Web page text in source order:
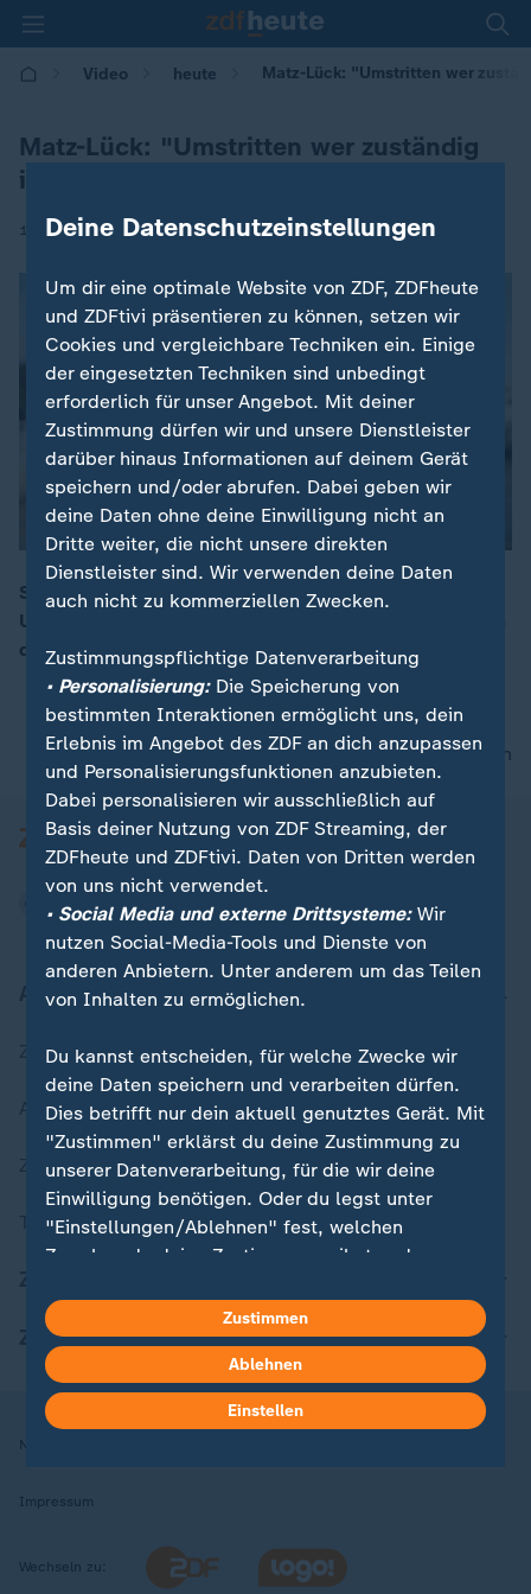
Video heute Matz-Lück: "Umstritten wer
Matz-Lück: "Umstritten wer zuständig
ist"
16.09.2023 | 11:22
Seerechtsexpertin Nele Matz-Lück spricht über die
Unklarheit der Finanzierung für die Gefahrenabwehr an
der Ostsee zwischen Bund und Länder.
nach oben
Aktuell bei ZDFheute
Zuletzt veröffentlicht
Aktuelle Sendungs-Videos
ZDFheute Stories
Themen im Überblick
ZDFheute Apps
Nutzungsbedingungen
Impressum
Wechseln zu:
Deine Datenschutzeinstellungen
Um dir eine optimale Website von ZDF, ZDFheute
und ZDFtivi präsentieren zu können, setzen wir
Cookies und vergleichbare Techniken ein. Einige
der eingesetzten Techniken sind unbedingt
erforderlich für unser Angebot. Mit deiner
Zustimmung dürfen wir und unsere Dienstleister
darüber hinaus Informationen auf deinem Gerät
speichern und/oder abrufen. Dabei geben wir
deine Daten ohne deine Einwilligung nicht an
Dritte weiter, die nicht unsere direkten
Dienstleister sind. Wir verwenden deine Daten
auch nicht zu kommerziellen Zwecken.
Zustimmungspflichtige Datenverarbeitung
• Personalisierung:Die Speicherung von
bestimmten Interaktionen ermöglicht uns, dein
Erlebnis im Angebot des ZDF an dich anzupassen
und Personalisierungsfunktionen anzubieten.
Dabei personalisieren wir ausschließlich auf
Basis deiner Nutzung von ZDF Streaming, der
ZDFheute und ZDFtivi. Daten von Dritten werden
von uns nicht verwendet.
• Social Media und externe Drittsysteme:Wir
nutzen Social-Media-Tools und Dienste von
anderen Anbietern. Unter anderem um das Teilen
von Inhalten zu ermöglichen.
Du kannst entscheiden, für welche Zwecke wir
deine Daten speichern und verarbeiten dürfen.
Dies betrifft nur dein aktuell genutztes Gerät. Mit
"Zustimmen" erklärst du deine Zustimmung zu
unserer Datenverarbeitung, für die wir deine
Einwilligung benötigen. Oder du legst unter
"Einstellungen/Ablehnen" fest, welchen
Zwecken du deine Zustimmung gibst und
kannst du jederzeit mit Wirkung für die Zukunft
in deinen Einstellungen widerrufen oder ändern.
Hier findest du das Impressum.
Weitere Informationen findest du in unserer
Zustimmen
Ablehnen
Einstellen